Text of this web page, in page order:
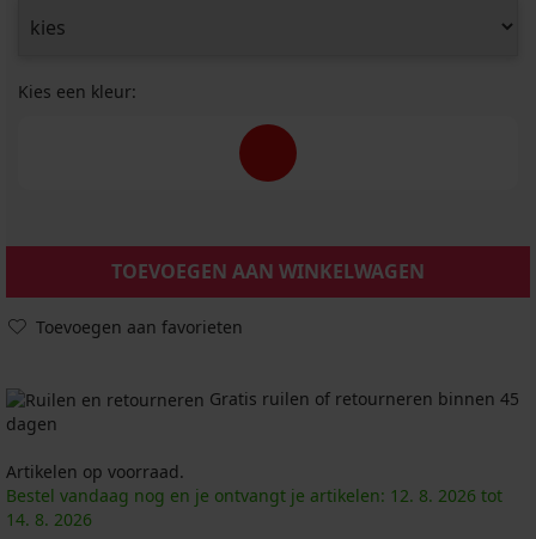
Kies een kleur:
TOEVOEGEN AAN WINKELWAGEN
Toevoegen aan favorieten
Gratis ruilen of retourneren binnen 45
dagen
Artikelen op voorraad.
Bestel vandaag nog en je ontvangt je artikelen: 12. 8. 2026 tot
14. 8. 2026